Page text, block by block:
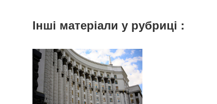
Інші матеріали у рубриці :